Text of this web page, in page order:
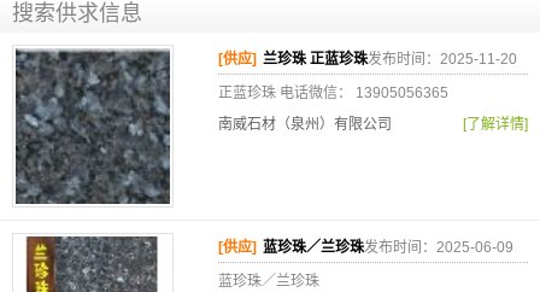
搜索供求信息
[供应] 兰珍珠 正蓝珍珠发布时间：2025-11-20
正蓝珍珠 电话微信： 13905056365
南威石材（泉州）有限公司
[了解详情]
[供应] 蓝珍珠／兰珍珠发布时间：2025-06-09
蓝珍珠／兰珍珠